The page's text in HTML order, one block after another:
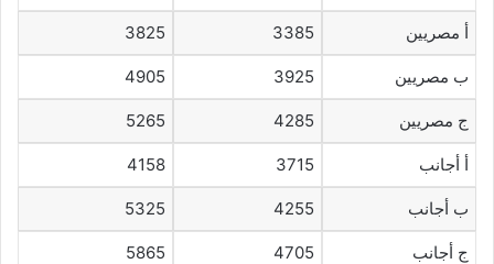
أ مصريين 3385
3825
ب مصريين 3925
4905
ج مصريين 4285
5265
أ أجانب 3715
4158
ب أجانب 4255
5325
ج أجانب 4705
5865